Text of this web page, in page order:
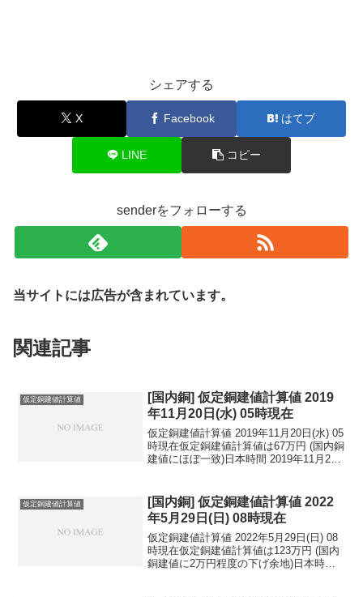
シェアする
X Facebook はてブ
LINE コピー
senderをフォローする
当サイトには広告が含まれています。
関連記事
仮定銅建値計算値
[国内銅] 仮定銅建値計算値 2019
年11月20日(水) 05時現在
仮定銅建値計算値 2019年11月20日(水) 05
時現在仮定銅建値計算値は67万円 (国内銅
建値にほぼ一致)日本時間 2019年11月20
円...
仮定銅建値計算値
[国内銅] 仮定銅建値計算値 2022
年5月29日(日) 08時現在
仮定銅建値計算値 2022年5月29日(日) 08
時現在仮定銅建値計算値は123万円 (国内
銅建値に2万円程度の下げ余地)日本時間